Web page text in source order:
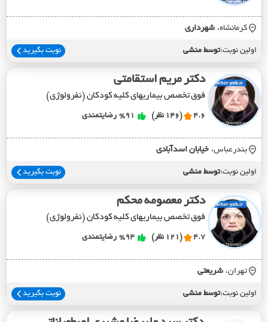
کرمانشاه، شهرداري
اولین نوبت:توسط منشی نوبت بگیرید
دکتر مریم استقامتی
فوق تخصص بیماریهای کلیه کودکان (نفرولوژی)
4.6 (146 نظر) %91 رضایتمندی
بندرعباس، خيابان اسدآبادي
اولین نوبت:توسط منشی نوبت بگیرید
دکتر معصومه محکم
فوق تخصص بیماریهای کلیه کودکان (نفرولوژی)
4.7 (121 نظر) %94 رضایتمندی
تهران، شريعتي
اولین نوبت:توسط منشی نوبت بگیرید